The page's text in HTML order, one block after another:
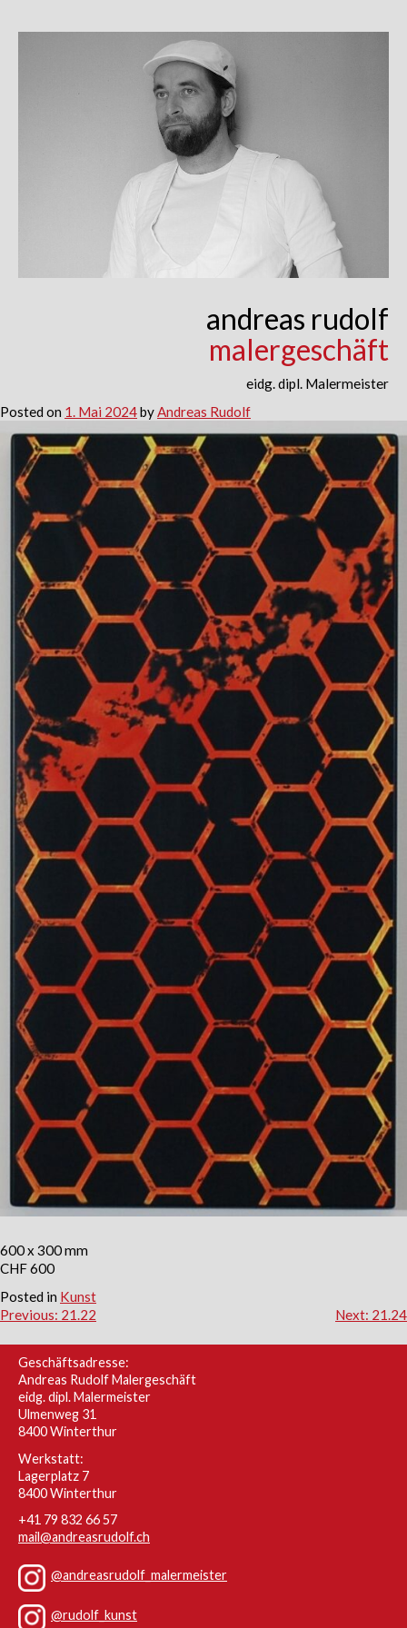
andreas rudolf
malergeschäft
eidg. dipl. Malermeister
Posted on 1. Mai 2024byAndreas Rudolf
600 x 300 mm
CHF 600
Posted in Kunst
Beitragsnavigation
Previous: 21.22 Next: 21.24
Geschäftsadresse:
Andreas Rudolf Malergeschäft
eidg. dipl. Malermeister
Ulmenweg 31
8400 Winterthur
Werkstatt:
Lagerplatz 7
8400 Winterthur
+41 79 832 66 57
mail@andreasrudolf.ch
@andreasrudolf_malermeister
@rudolf_kunst